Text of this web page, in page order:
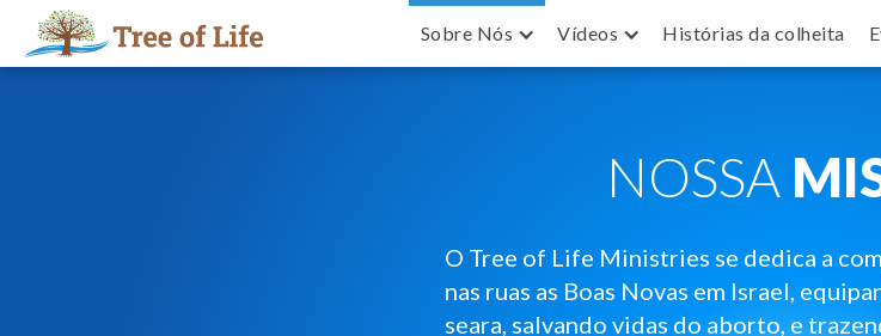
Sobre Nós Vídeos Histórias da colheita
NOSSA
O Tree of Life Ministries se dedica a
nas ruas as Boas Novas em Israel,
seara, salvando vidas do aborto, e